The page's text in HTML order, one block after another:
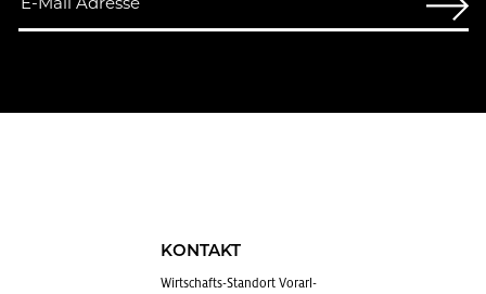
KONTAKT
Wirt­schafts-Stand­ort Vor­arl­